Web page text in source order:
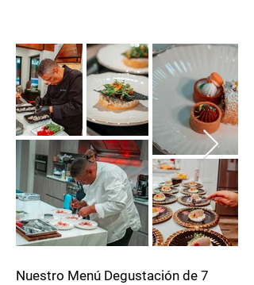
Nuestro Menú Degustación de 7